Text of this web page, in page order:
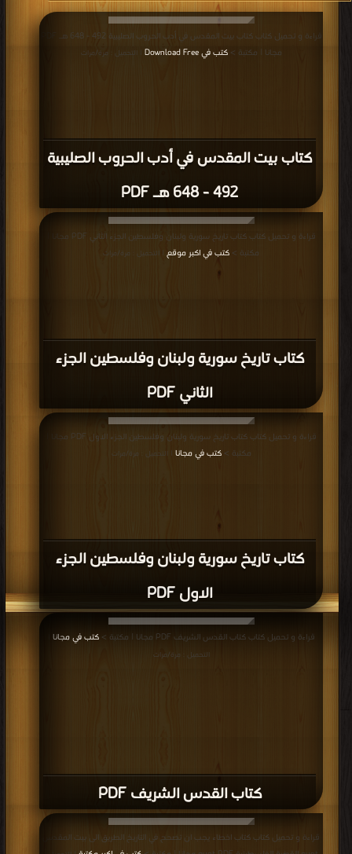
كتاب بيت المقدس في أدب الحروب الصليبية
492 - 648 هـ PDF
مجانا | مكتبة >كتب في Download Free | التحميل : مرة/مرات
كتاب تاريخ سورية ولبنان وفلسطين الجزء
الثاني PDF
قراءة و تحميل كتاب كتاب تاريخ سورية ولبنان وفلسطين الجزء الثاني PDF مجانا |
مكتبة > كتب في اكبر موقع | التحميل : مرة/مرات
كتاب تاريخ سورية ولبنان وفلسطين الجزء
الاول PDF
قراءة و تحميل كتاب كتاب تاريخ سورية ولبنان وفلسطين الجزء الاول PDF مجانا |
مكتبة >كتب في مجانا | التحميل : مرة/مرات
كتاب القدس الشريف PDF
قراءة و تحميل كتاب كتاب القدس الشريف PDF مجانا | مكتبة > كتب في مجانا
التحميل : مرة/مرات
قراءة و تحميل كتاب كتاب اخطاء يجب ان تصحح في التاريخ الطريق الى بيت المقدس